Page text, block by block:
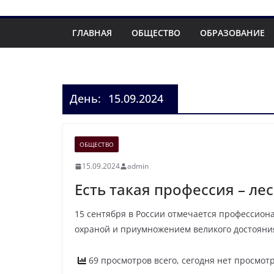
ГЛАВНАЯ ОБЩЕСТВО ОБРАЗОВАНИЕ
День: 15.09.2024
ОБЩЕСТВО
15.09.2024 admin
Есть такая профессия –
15 сентября в России отмечается
охраной и приумножением великого
69 просмотров всего, сегодня нет